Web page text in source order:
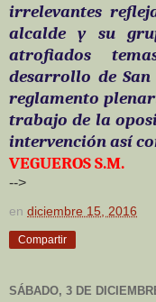
irrelevantes
alcalde y su
atrofiados
desarrollo de
reglamento
trabajo de la
intervención así
VEGUEROS S.M.
-->
en diciembre 15, 2016
Compartir
SÁBADO, 3 DE